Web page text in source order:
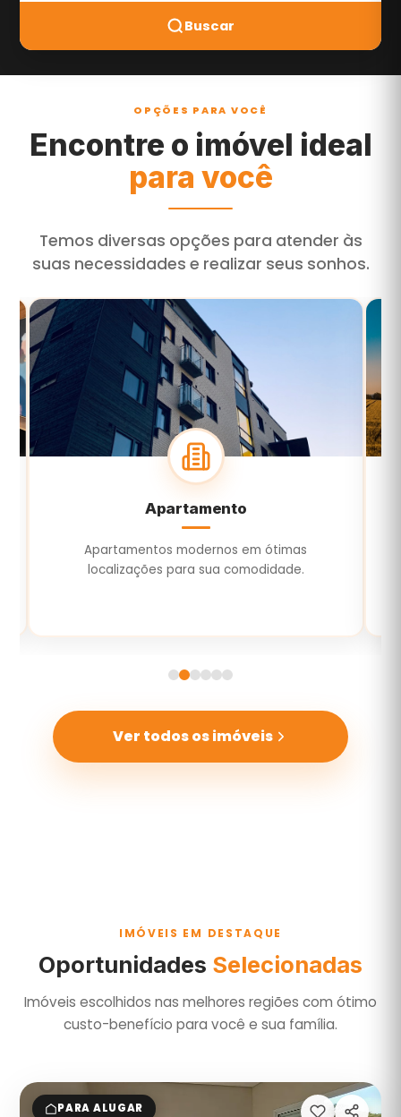
Buscar
OPÇÕES PARA VOCÊ
Encontre o imóvel ideal
para você
Temos diversas opções para atender às
suas necessidades e realizar seus sonhos.
Terreno
Terrenos para construir ou investir com
segurança e valorização.
Ver todos os imóveis
IMÓVEIS EM DESTAQUE
Oportunidades Selecionadas
Imóveis escolhidos nas melhores regiões com ótimo
custo-benefício para você e sua família.
PARA ALUGAR